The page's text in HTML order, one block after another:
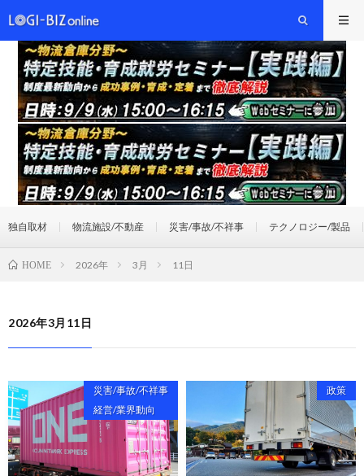
独自取材 物流施設/不動産 災害/事故/不祥事 テクノロジー/製品
HOME 2026年 3月 11日
2026年3月11日
災害/事故/不祥事
経営/業界動向
政策